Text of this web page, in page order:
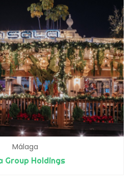
Málaga
Group Holdings